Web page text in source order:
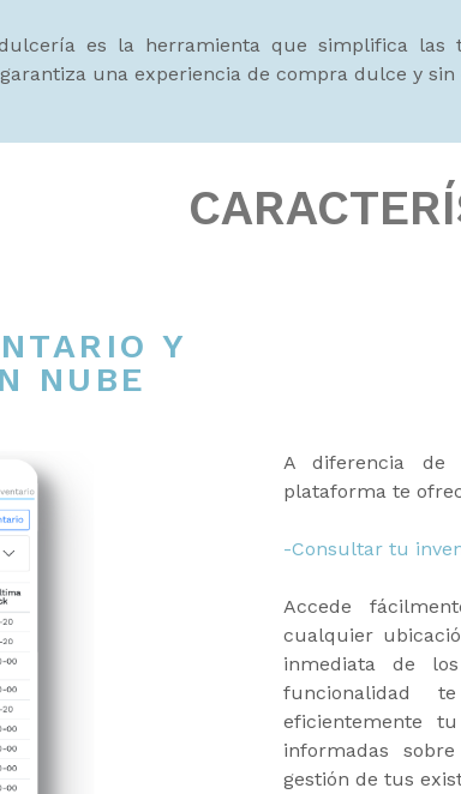
es la herramienta que simplifica las
una experiencia de compra dulce y sin
Y
NUBE
A diferencia de
plataforma te
-Consultar tu
Accede
cualquier
inmediata de
funcionalidad
eficientemente
informadas
gestión de tus